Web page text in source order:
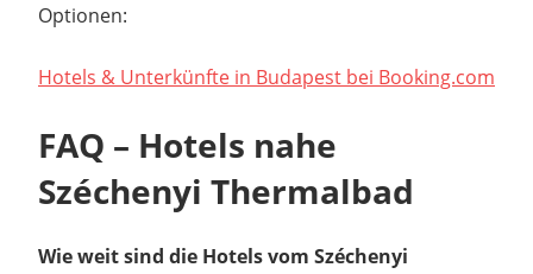
Optionen:
Hotels & Unterkünfte in Budapest bei Booking.com
FAQ – Hotels nahe
Széchenyi Thermalbad
Wie weit sind die Hotels vom Széchenyi